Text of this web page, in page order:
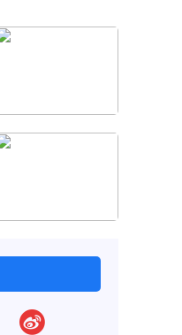
续改善（大健康观察